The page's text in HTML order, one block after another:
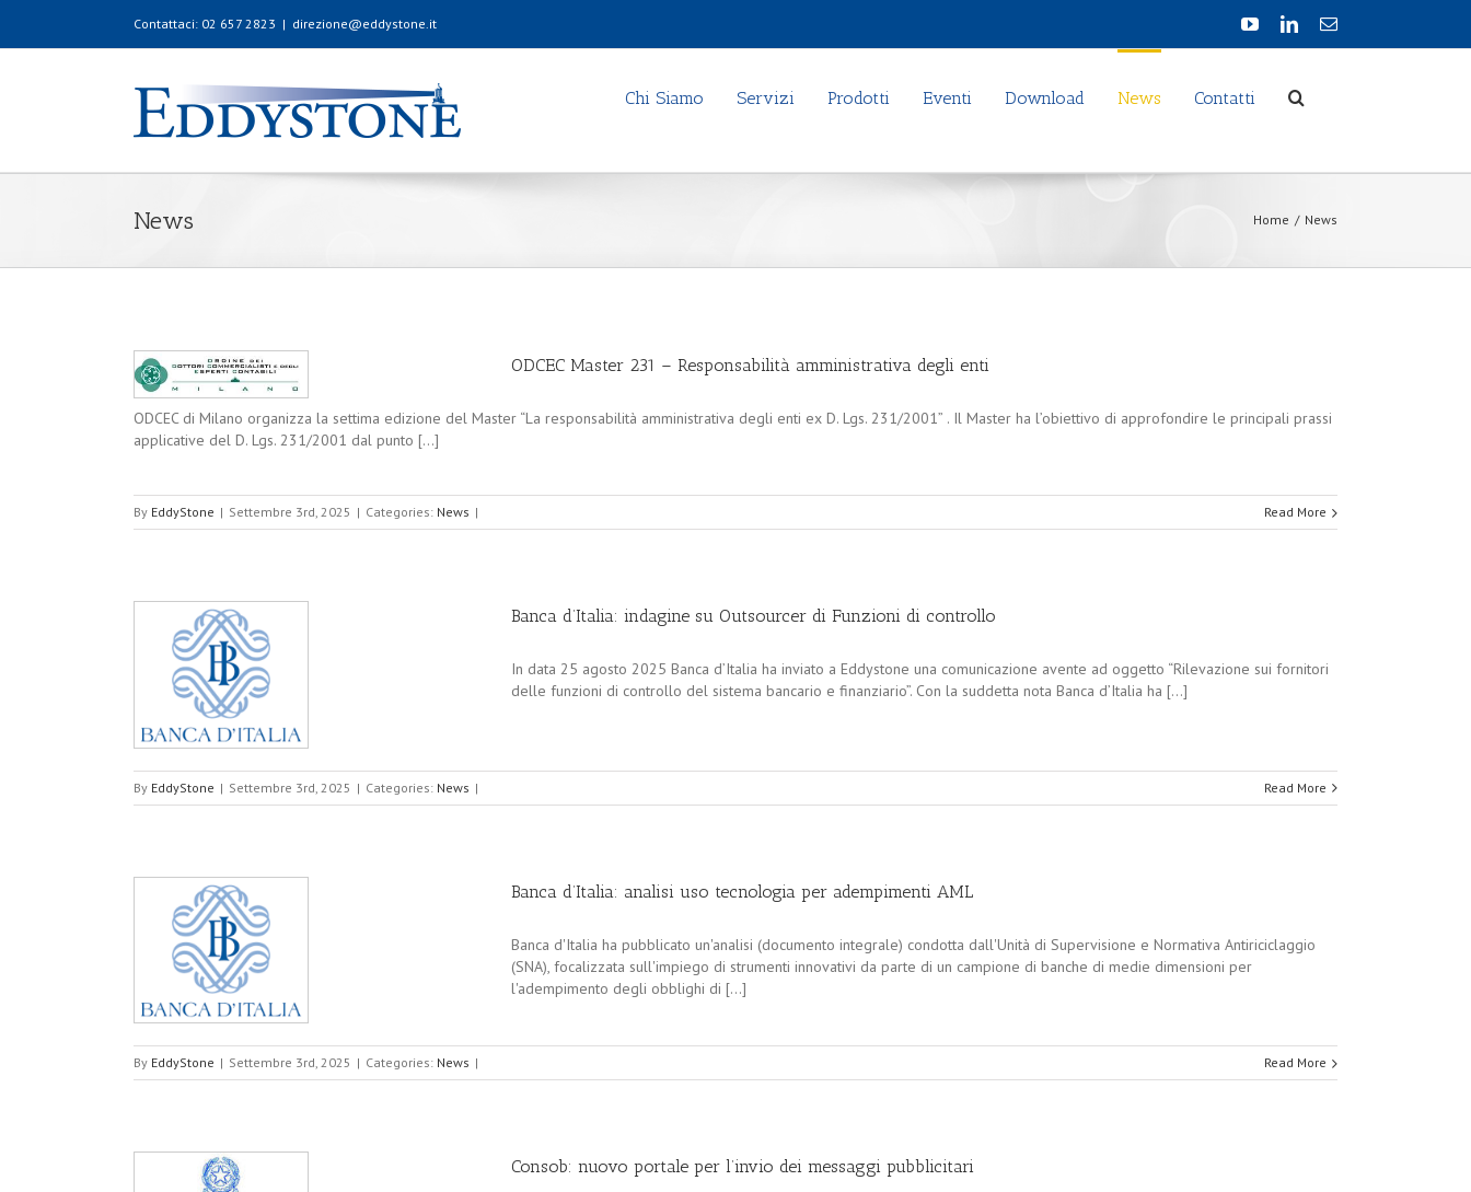
Contattaci: 02 657 2823 | direzione@eddystone.it
Chi Siamo Servizi Prodotti Eventi Download News Contatti
News Home / News
ODCEC Master 231 – Responsabilità amministrativa degli enti
ODCEC di Milano organizza la settima edizione del Master “La responsabilità amministrativa degli enti ex D. Lgs. 231/2001” . Il Master ha l’obiettivo di approfondire le principali prassi
applicative del D. Lgs. 231/2001 dal punto [...]
By EddyStone | Settembre 3rd, 2025 | Categories: News | Read More
Banca d’Italia: indagine su Outsourcer di Funzioni di controllo
In data 25 agosto 2025 Banca d’Italia ha inviato a Eddystone una comunicazione avente ad oggetto “Rilevazione sui fornitori
delle funzioni di controllo del sistema bancario e finanziario”. Con la suddetta nota Banca d’Italia ha [...]
By EddyStone | Settembre 3rd, 2025 | Categories: News | Read More
Banca d’Italia: analisi uso tecnologia per adempimenti AML
Banca d'Italia ha pubblicato un'analisi (documento integrale) condotta dall'Unità di Supervisione e Normativa Antiriciclaggio
(SNA), focalizzata sull'impiego di strumenti innovativi da parte di un campione di banche di medie dimensioni per
l'adempimento degli obblighi di [...]
By EddyStone | Settembre 3rd, 2025 | Categories: News | Read More
Consob: nuovo portale per l’invio dei messaggi pubblicitari